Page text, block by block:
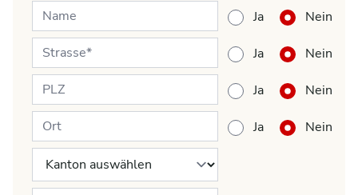
Ja Nein
Ja Nein
Ja Nein
Ja Nein